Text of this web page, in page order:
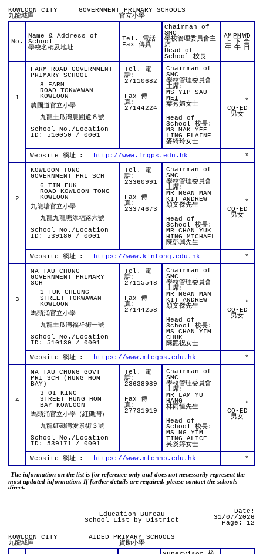
KOWLOON CITY
九龍城區
GOVERNMENT PRIMARY SCHOOLS
官立小學
No.
Name & Address of
School
學校名稱及地址
Tel. 電話
Fax 傳真
Chairman of
SMC
學校管理委員會主
席
Head of
School 校長
AM
上
午
PM
下
午
WD
全
日
1
FARM ROAD GOVERNMENT
PRIMARY SCHOOL
8 FARM
ROAD TOKWAWAN
KOWLOON
農圃道官立小學
九龍土瓜灣農圃道８號
School No./Location
ID: 510050 / 0001
Tel. 電
話:
27110682
Fax 傳
真:
27144224
Chairman of
SMC
學校管理委員會
主席:
MS YIP SAU
MEI
葉秀媚女士
Head of
School 校長:
MS MAK YEE
LING ELAINE
麥綺玲女士
*
CO-ED
男女
Website 網址 : http://www.frgps.edu.hk *
2
KOWLOON TONG
GOVERNMENT PRI SCH
6 TIM FUK
ROAD KOWLOON TONG
KOWLOON
九龍塘官立小學
九龍九龍塘添福路六號
School No./Location
ID: 539180 / 0001
Tel. 電
話:
23360991
Fax 傳
真:
23374673
Chairman of
SMC
學校管理委員會
主席:
MR NGAN MAN
KIT ANDREW
顏文傑先生
Head of
School 校長:
MR CHAN YUK
HING MICHAEL
陳郁興先生
*
CO-ED
男女
Website 網址 : https://www.klntong.edu.hk *
3
MA TAU CHUNG
GOVERNMENT PRIMARY
SCH
1 FUK CHEUNG
STREET TOKWAWAN
KOWLOON
馬頭涌官立小學
九龍土瓜灣福祥街一號
School No./Location
ID: 510130 / 0001
Tel. 電
話:
27115548
Fax 傳
真:
27144258
Chairman of
SMC
學校管理委員會
主席:
MR NGAN MAN
KIT ANDREW
顏文傑先生
Head of
School 校長:
MS CHAN YIM
CHUK
陳艷祝女士
*
CO-ED
男女
Website 網址 : https://www.mtcgps.edu.hk *
4
MA TAU CHUNG GOVT
PRI SCH (HUNG HOM
BAY)
3 OI KING
STREET HUNG HOM
BAY KOWLOON
馬頭涌官立小學（紅磡灣）
九龍紅磡灣愛景街３號
School No./Location
ID: 539171 / 0001
Tel. 電
話:
23638989
Fax 傳
真:
27731919
Chairman of
SMC
學校管理委員會
主席:
MR LAM YU
HANG
林雨恒先生
Head of
School 校長:
MS NG YIM
TING ALICE
吳炎婷女士
*
CO-ED
男女
Website 網址 : https://www.mtchhb.edu.hk *
The information on the list is for reference only and does not necessarily represent the
most updated information. If further details are required, please contact the schools
direct.
Education Bureau
School List by District
Date:
31/07/2026
Page: 12
KOWLOON CITY
九龍城區
AIDED PRIMARY SCHOOLS
資助小學